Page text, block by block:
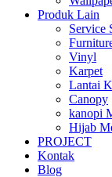
Produk Lain
Service
Vinyl
Karpet
Lantai
Canopy
kanopi
Hijab
PROJECT
Kontak
Blog